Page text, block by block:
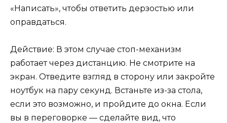
«Написать», чтобы ответить дерзостью или
оправдаться.
Действие: В этом случае стоп-механизм
работает через дистанцию. Не смотрите на
экран. Отведите взгляд в сторону или закройте
ноутбук на пару секунд. Встаньте из-за стола,
если это возможно, и пройдите до окна. Если
вы в переговорке — сделайте вид, что